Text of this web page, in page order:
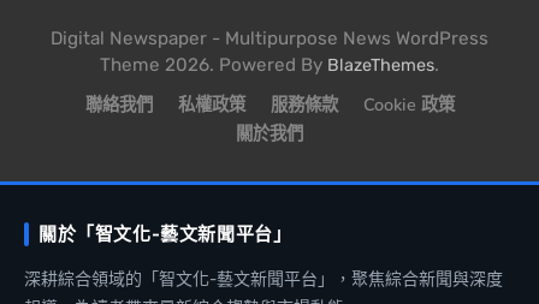
Digital Newspaper - Multipurpose News WordPress
Theme 2026. Powered By BlazeThemes.
聯絡我們 私權政策 服務條款
Cookie 政策
關於我們
關於「智文化-藝文新聞平台」
深耕綜合領域的「智文化-藝文新聞平台」，聚焦綜合新聞與深度